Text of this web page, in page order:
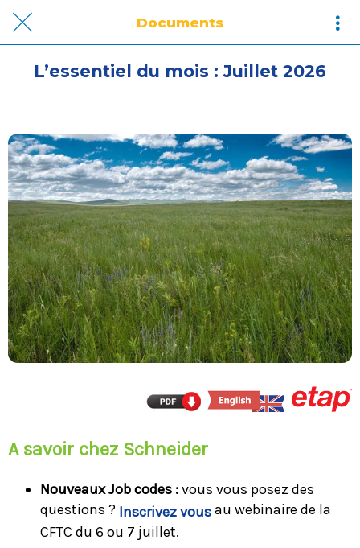
Documents
L’essentiel du mois : Juillet 2026
A savoir chez Schneider
Nouveaux Job codes :vous vous posez des
questions ? Inscrivez vousau webinaire de la
CFTC du 6 ou 7 juillet.